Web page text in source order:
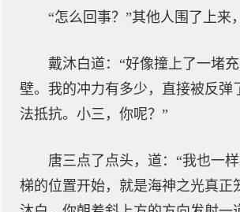
“怎么回事？”其他人围了上来
戴沐白道：“好像撞上了一堵
壁。我的冲力有多少，直接被反弹
法抵抗。小三，你呢？”
唐三点了点头，道：“我也一
梯的位置开始，就是海神之光真正